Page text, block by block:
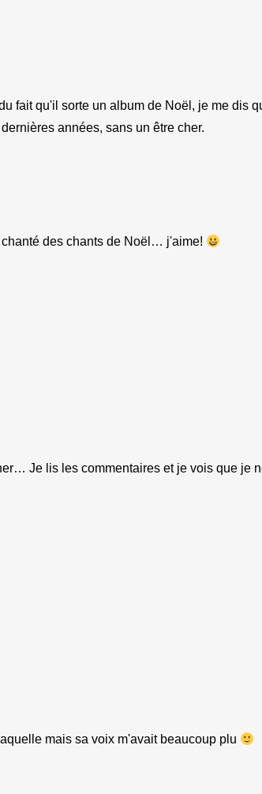
fait qu'il sorte un album de Noël, je me dis
années, sans un être cher.
des chants de Noël… j'aime!
Je lis les commentaires et je vois que je
mais sa voix m'avait beaucoup plu